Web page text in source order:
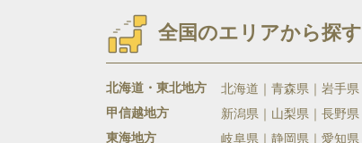
全国のエリアから探す
北海道・東北地方 北海道 青森県 岩手県
甲信越地方
新潟県 山梨県 長野県
東海地方
岐阜県 静岡県 愛知県